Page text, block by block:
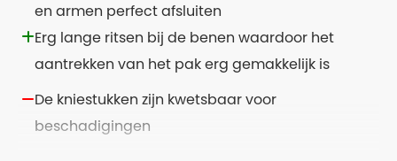
en armen perfect afsluiten
Erg lange ritsen bij de benen waardoor het
aantrekken van het pak erg gemakkelijk is
De kniestukken zijn kwetsbaar voor
beschadigingen